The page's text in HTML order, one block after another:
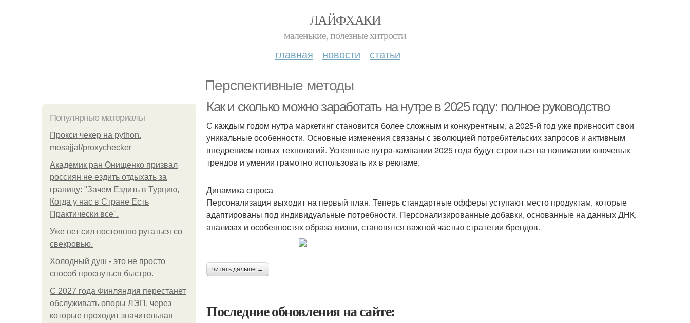
ЛАЙФХАКИ
маленькие, полезные хитрости
главная новости статьи
Перспективные методы
Популярные материалы
Прокси чекер на python.
mosajjal/proxychecker
Академик ран Онищенко призвал
россиян не ездить отдыхать за
границу: "Зачем Ездить в Турцию,
Когда у нас в Стране Есть
Практически все".
Уже нет сил постоянно ругаться со
свекровью.
Холодный душ - это не просто
способ проснуться быстро.
С 2027 года Финляндия перестанет
обслуживать опоры ЛЭП, через
которые проходит значительная
Как и сколько можно заработать на нутре в 2025 году: полное руководство
С каждым годом нутра маркетинг становится более сложным и конкурентным, а 2025-й год уже привносит свои
уникальные особенности. Основные изменения связаны с эволюцией потребительских запросов и активным
внедрением новых технологий. Успешные нутра-кампании 2025 года будут строиться на понимании ключевых
трендов и умении грамотно использовать их в рекламе.
Динамика спроса
Персонализация выходит на первый план. Теперь стандартные офферы уступают место продуктам, которые
адаптированы под индивидуальные потребности. Персонализированные добавки, основанные на данных ДНК,
анализах и особенностях образа жизни, становятся важной частью стратегии брендов.
читать дальше →
Последние обновления на сайте: